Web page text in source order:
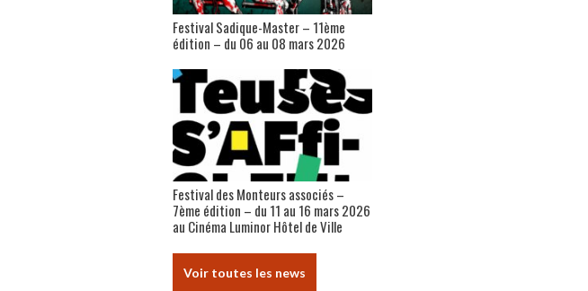
Festival Sadique-Master – 11ème
édition – du 06 au 08 mars 2026
Festival des Monteurs associés –
7ème édition – du 11 au 16 mars 2026
au Cinéma Luminor Hôtel de Ville
Voir toutes les news